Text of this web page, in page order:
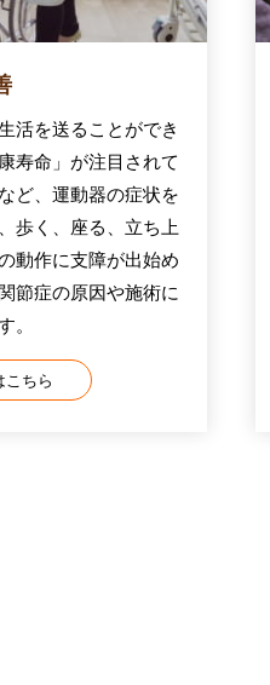
活を送ることができ
寿命」が注目されて
ど、運動器の症状を
歩く、座る、立ち上
動作に支障が出始め
節症の原因や施術に
。
こちら